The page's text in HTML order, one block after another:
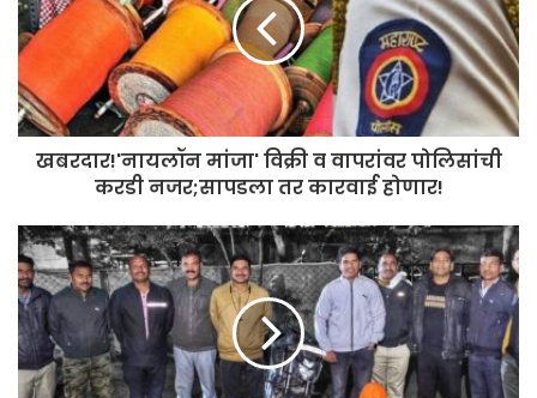
खबरदार!'नायलॉन मांजा' विक्री व वापरांवर पोलिसांची
करडी नजर;सापडला तर कारवाई होणार!